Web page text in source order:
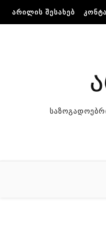
Skip to content
ᲐᲠᲘᲚᲘᲡ ᲨᲔᲡᲐᲮᲔᲑ